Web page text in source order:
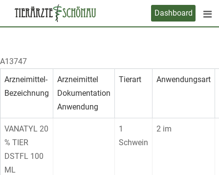
Dashboard
A13747
Arzneimittel-
Bezeichnung
Arzneimittel
Dokumentation
Anwendung
Tierart Anwendungsart
VANATYL 20
% TIER
DSTFL 100
ML
1
Schwein
2 im